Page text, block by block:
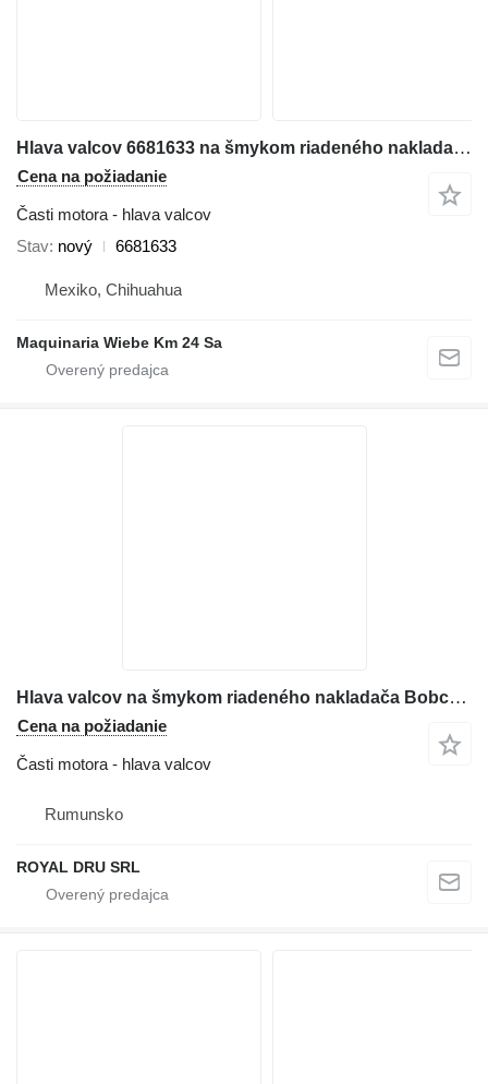
Hlava valcov 6681633 na šmykom riadeného nakladača Bobcat 753, 863, 873, 883, T190
Cena na požiadanie
Časti motora - hlava valcov
Stav nový 6681633
Mexiko, Chihuahua
Maquinaria Wiebe Km 24 Sa
Hlava valcov na šmykom riadeného nakladača Bobcat 643
Cena na požiadanie
Časti motora - hlava valcov
Rumunsko
ROYAL DRU SRL